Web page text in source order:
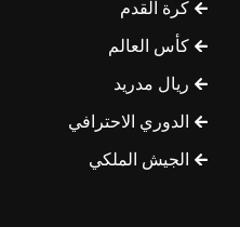
كرة القدم
كأس العالم
ريال مدريد
الدوري الاحترافي
الجيش الملكي